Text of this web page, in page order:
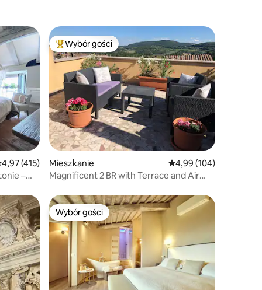
gości
ocena: 4,97 na 5, liczba recenzji: 415
4,97 (415)
–
Najpopularniejsze z kategorii Wybór gości
Wybór gości
Mieszkanie Średnia ocena: 4,99
4,99 (104)
Magnificent 2 BR with Terrace and Air
gości Wybór gości
Wybór gości